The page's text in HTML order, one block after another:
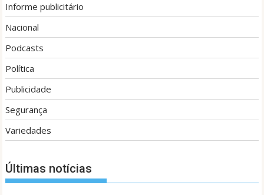
Informe publicitário
Nacional
Podcasts
Política
Publicidade
Segurança
Variedades
Últimas notícias